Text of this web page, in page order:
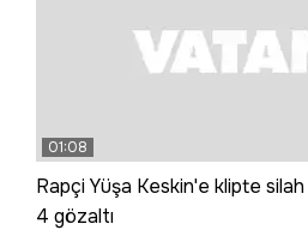
01:08
Rapçi Yüşa Keskin'e klipte
4 gözaltı